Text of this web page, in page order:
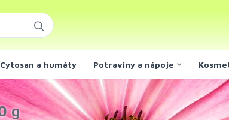
Cytosan a humáty Potraviny a nápoje
g